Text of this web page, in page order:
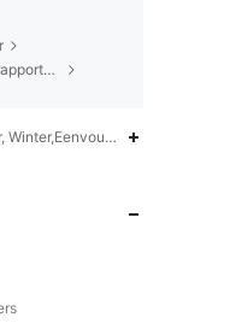
klik hier om deze verkoper en/of product te rapporteren.
Winter,Eenvoudig, Frans, Y2K,